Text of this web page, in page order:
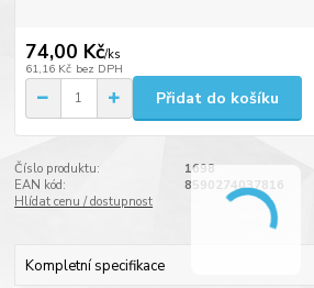
74,00 Kč/ks
61,16 Kč bez DPH
Přidat do košíku
Číslo produktu:
1698
EAN kód:
8590274037816
Hlídat cenu / dostupnost
Kompletní specifikace